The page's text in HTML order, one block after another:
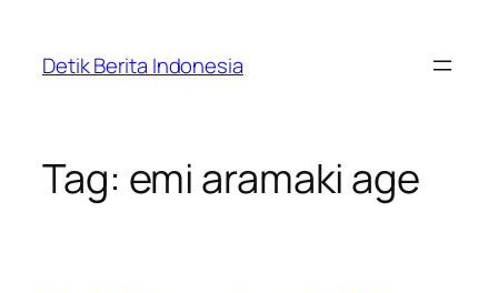
content
Detik Berita Indonesia
Tag: emi aramaki age